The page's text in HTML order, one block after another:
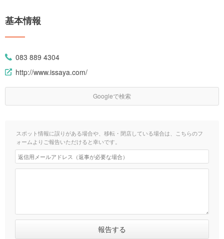
基本情報
083 889 4304
http://www.issaya.com/
Googleで検索
スポット情報に誤りがある場合や、移転・閉店している場合は、こちらのフ
ォームよりご報告いただけると幸いです。